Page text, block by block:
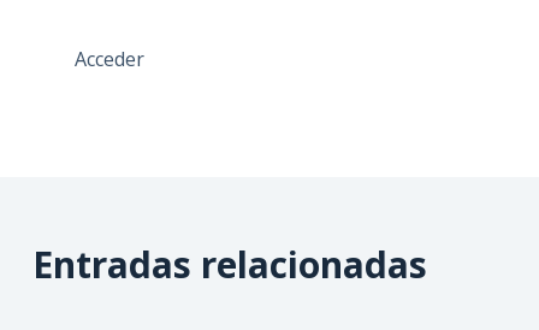
Acceder
Entradas relacionadas